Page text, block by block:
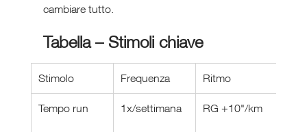
cambiare tutto.
Tabella – Stimoli chiave
Stimolo Frequenza Ritmo
Tempo run 1x/settimana RG +10"/km